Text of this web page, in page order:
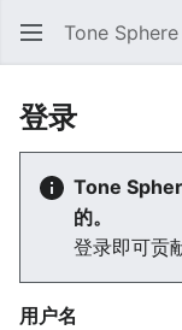
Tone
登录
Tone
的。
登录即可贡
用户名